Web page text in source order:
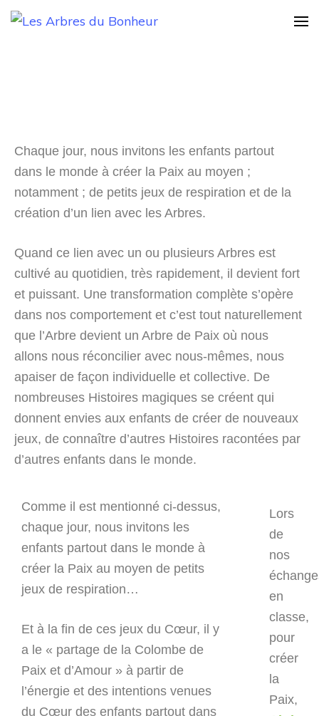
Chaque jour, nous invitons les enfants partout
dans le monde à créer la Paix au moyen ;
notamment ; de petits jeux de respiration et de la
création d’un lien avec les Arbres.
Quand ce lien avec un ou plusieurs Arbres est
cultivé au quotidien, très rapidement, il devient fort
et puissant. Une transformation complète s’opère
dans nos comportement et c’est tout naturellement
que l’Arbre devient un Arbre de Paix où nous
allons nous réconcilier avec nous-mêmes, nous
apaiser de façon individuelle et collective. De
nombreuses Histoires magiques se créent qui
donnent envies aux enfants de créer de nouveaux
jeux, de connaître d’autres Histoires racontées par
d’autres enfants dans le monde.
Lors
de
nos
en
classe,
pour
créer
la
Paix,
Comme il est mentionné ci-dessus,
chaque jour, nous invitons les
enfants partout dans le monde à
créer la Paix au moyen de petits
jeux de respiration…
Et à la fin de ces jeux du Cœur, il y
a le « partage de la Colombe de
Paix et d’Amour » à partir de
l’énergie et des intentions venues
du Cœur des enfants partout dans